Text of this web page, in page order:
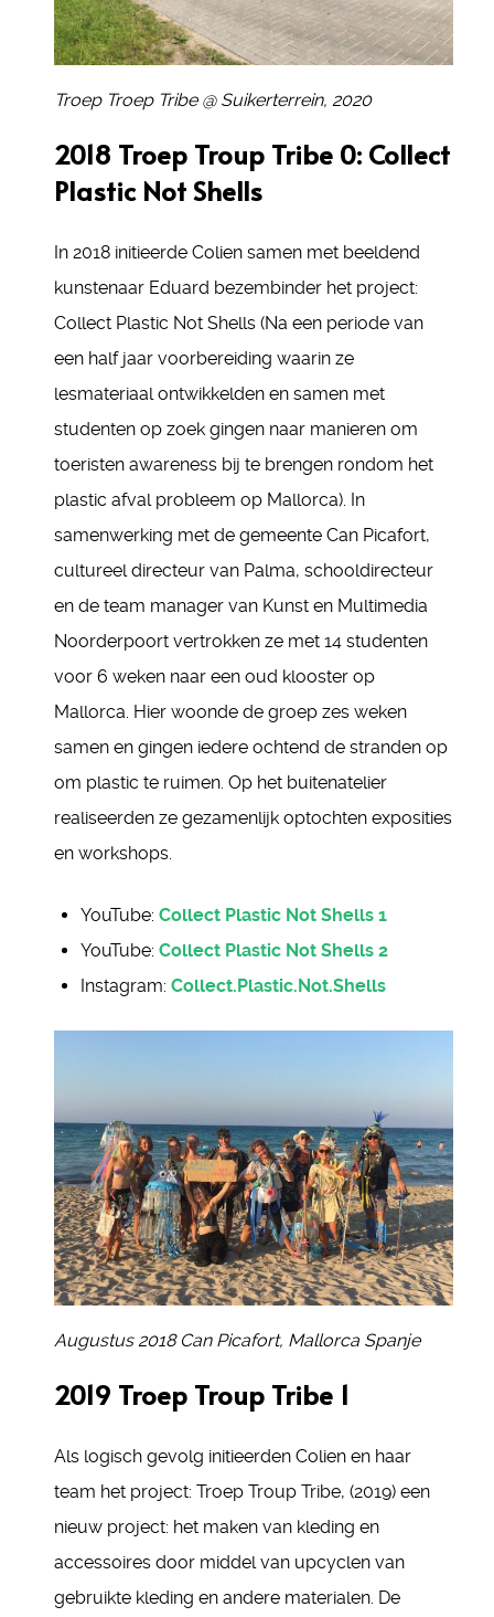
Troep Troep Tribe @ Suikerterrein, 2020
2018 Troep Troup Tribe 0: Collect
Plastic Not Shells
In 2018 initieerde Colien samen met beeldend
kunstenaar Eduard bezembinder het project:
Collect Plastic Not Shells (Na een periode van
een half jaar voorbereiding waarin ze
lesmateriaal ontwikkelden en samen met
studenten op zoek gingen naar manieren om
toeristen awareness bij te brengen rondom het
plastic afval probleem op Mallorca). In
samenwerking met de gemeente Can Picafort,
cultureel directeur van Palma, schooldirecteur
en de team manager van Kunst en Multimedia
Noorderpoort vertrokken ze met 14 studenten
voor 6 weken naar een oud klooster op
Mallorca. Hier woonde de groep zes weken
samen en gingen iedere ochtend de stranden op
om plastic te ruimen. Op het buitenatelier
realiseerden ze gezamenlijk optochten exposities
en workshops.
YouTube: Collect Plastic Not Shells 1
YouTube: Collect Plastic Not Shells 2
Instagram: Collect.Plastic.Not.Shells
Augustus 2018 Can Picafort, Mallorca Spanje
2019 Troep Troup Tribe 1
Als logisch gevolg initieerden Colien en haar
team het project: Troep Troup Tribe, (2019) een
nieuw project: het maken van kleding en
accessoires door middel van upcyclen van
gebruikte kleding en andere materialen. De